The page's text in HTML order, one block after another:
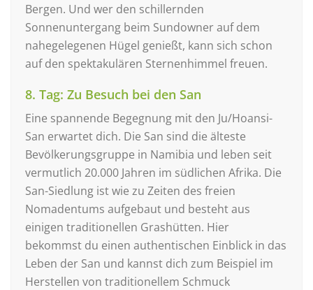
Bergen. Und wer den schillernden
Sonnenuntergang beim Sundowner auf dem
nahegelegenen Hügel genießt, kann sich schon
auf den spektakulären Sternenhimmel freuen.
8. Tag: Zu Besuch bei den San
Eine spannende Begegnung mit den Ju/Hoansi-
San erwartet dich. Die San sind die älteste
Bevölkerungsgruppe in Namibia und leben seit
vermutlich 20.000 Jahren im südlichen Afrika. Die
San-Siedlung ist wie zu Zeiten des freien
Nomadentums aufgebaut und besteht aus
einigen traditionellen Grashütten. Hier
bekommst du einen authentischen Einblick in das
Leben der San und kannst dich zum Beispiel im
Herstellen von traditionellem Schmuck